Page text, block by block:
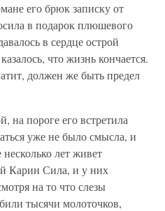
его брюк записку от
в подарок плюшевого
в сердце острой
что жизнь кончается.
должен же быть предел
на пороге его встретила
уже не было смысла, и
лет живет
Карин Сила, и у них
на то что слезы
тысячи молоточков,